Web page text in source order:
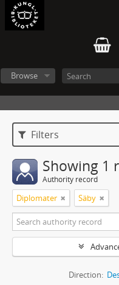
Browse
Filters
Showing 1
Authority record
Diplomater Säby
Direction: